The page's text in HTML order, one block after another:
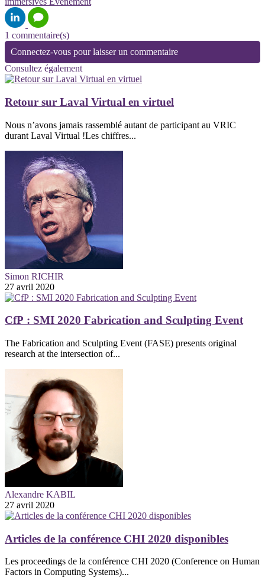
1 commentaire(s)
Connectez-vous pour laisser un commentaire
Consultez également
Retour sur Laval Virtual en virtuel
Nous n’avons jamais rassemblé autant de participant au VRIC
durant Laval Virtual !Les chiffres...
Simon RICHIR
27 avril 2020
CfP : SMI 2020 Fabrication and Sculpting Event
The Fabrication and Sculpting Event (FASE) presents original
research at the intersection of...
Alexandre KABIL
27 avril 2020
Articles de la conférence CHI 2020 disponibles
Les proceedings de la conférence CHI 2020 (Conference on Human
Factors in Computing Systems)...